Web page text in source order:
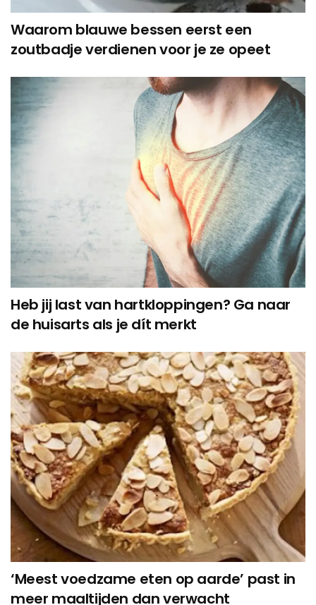
Waarom blauwe bessen eerst een
zoutbadje verdienen voor je ze opeet
Heb jij last van hartkloppingen? Ga naar
de huisarts als je dít merkt
‘Meest voedzame eten op aarde’ past in
meer maaltijden dan verwacht